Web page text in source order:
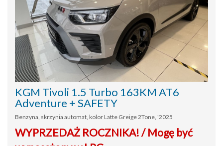
KGM Tivoli 1.5 Turbo 163KM AT6
Adventure + SAFETY
Benzyna, skrzynia automat, kolor Latte Greige 2Tone, '2025
WYPRZEDAŻ ROCZNIKA! / Mogę być